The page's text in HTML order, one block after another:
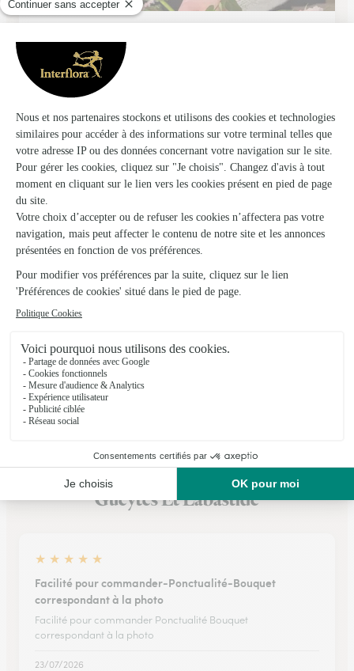
Cuxac Cabardes
★ ★★★★5 (7)
4 rue de l'échauguette
Voir la boutique
La Petite Jardinerie de L’occitanie
St Laurent de la Cabrerisse
14 rue saint Benoit
Voir la boutique
Ils ont fait livrer des fleurs ou une plante à
Gueytes Et Labastide
★ ★ ★ ★ ★
Facilité pour commander-Ponctualité-Bouquet
correspondant à la photo
Facilité pour commander Ponctualité Bouquet
correspondant à la photo
23/07/2026